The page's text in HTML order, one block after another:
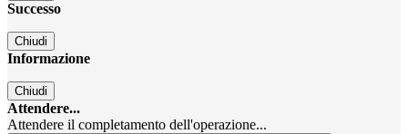
Successo
Chiudi
Informazione
Chiudi
Attendere...
Attendere il completamento dell'operazione...